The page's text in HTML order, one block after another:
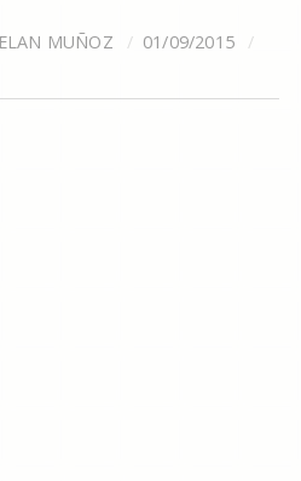
MUÑOZ 01/09/2015